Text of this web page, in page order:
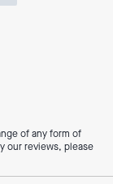
of any form of
our reviews, please